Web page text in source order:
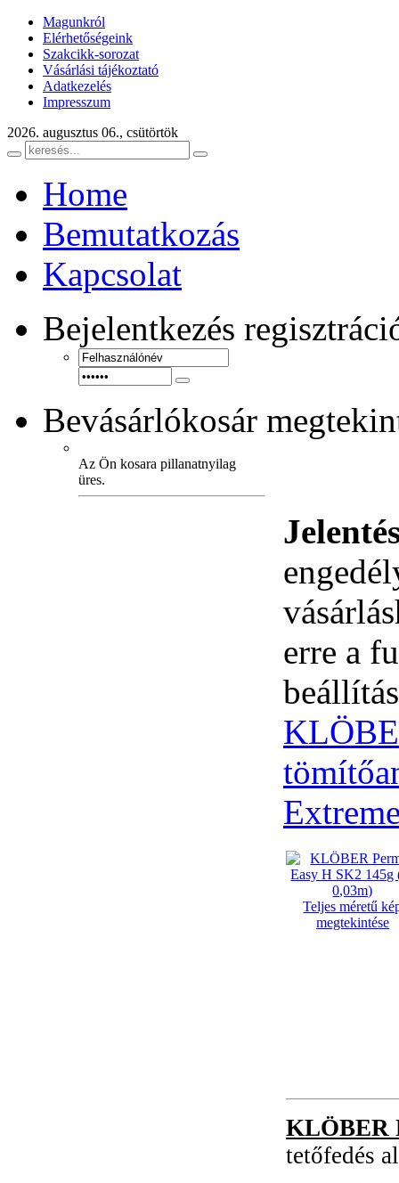
Magunkról
Elérhetőségeink
Szakcikk-sorozat
Vásárlási tájékoztató
Adatkezelés
Impresszum
2026. augusztus 06., csütörtök
Home
Bemutatkozás
Kapcsolat
Bejelentkezés
Bevásárlókosár
Az Ön kosara pillanatnyilag
üres.
erre a
Teljes méretű
megtekintése
KLÖBER
tetőfedés